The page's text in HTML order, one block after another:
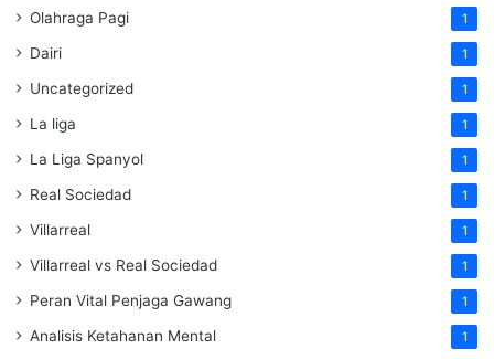
Olahraga Pagi 1
Dairi 1
Uncategorized 1
La liga 1
La Liga Spanyol 1
Real Sociedad 1
Villarreal 1
Villarreal vs Real Sociedad 1
Peran Vital Penjaga Gawang 1
Analisis Ketahanan Mental 1